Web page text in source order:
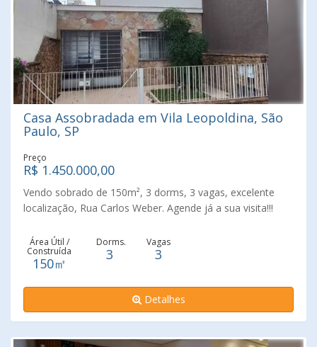
Casa Assobradada em Vila Leopoldina, São
Paulo, SP
Preço
R$ 1.450.000,00
Vendo sobrado de 150m², 3 dorms, 3 vagas, excelente
localização, Rua Carlos Weber. Agende já a sua visita!!!
Área Útil /
Construída
150㎡
Dorms.
3
Vagas
3
Detalhes